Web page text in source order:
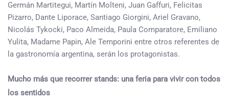
Germán Martitegui, Martín Molteni, Juan Gaffuri, Felicitas
Pizarro, Dante Liporace, Santiago Giorgini, Ariel Gravano,
Nicolás Tykocki, Paco Almeida, Paula Comparatore, Emiliano
Yulita, Madame Papin, Ale Temporini entre otros referentes de
la gastronomía argentina, serán los protagonistas.
Mucho más que recorrer stands: una feria para vivir con todos
los sentidos